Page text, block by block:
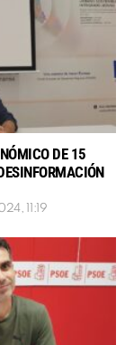
DE 15
11:19